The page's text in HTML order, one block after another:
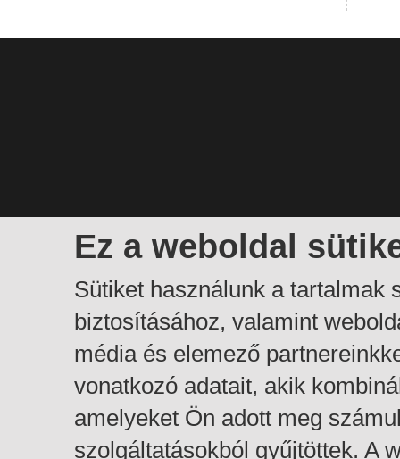
Ez a weboldal
Sütiket használunk a tartalmak
biztosításához, valamint
média és elemező
vonatkozó adatait, akik
amelyeket Ön adott meg
szolgáltatásokból gyűjtöttek. A